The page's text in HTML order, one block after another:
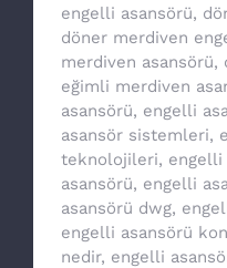
engelli asansörü,
döner merdiven
merdiven asansörü,
eğimli merdiven
asansörü, engelli
asansör sistemleri,
teknolojileri, engelli
asansörü, engelli
asansörü dwg,
engelli asansörü
nedir, engelli